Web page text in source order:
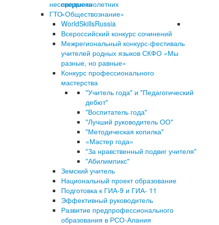
предмета
«Обществознание»
WorldSkillsRussia
Всероссийский конкурс сочинений
Межрегиональный конкурс-фестиваль
учителей родных языков СКФО «Мы
разные, но равные»
Конкурс профессионального
мастерства
"Учитель года" и "Педагогический
дебют"
"Воспитатель года"
"Лучший руководитель ОО"
"Методическая копилка"
«Мастер года»
"За нравственный подвиг учителя"
"Абилимпикс"
Земский учитель
Национальный проект образование
Подготовка к ГИА-9 и ГИА- 11
Эффективный руководитель
Развитие предпрофессионального
образования в РСО-Алания
несовершеннолетних
ГТО